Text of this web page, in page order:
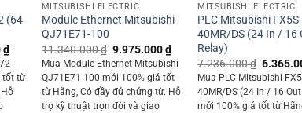
(64
₫Current
price
is:
4.289.250 ₫.
tốt từ
MITSUBISHI ELECTRIC
Module Ethernet Mitsubishi
QJ71E71-100
11.340.000₫ Original
price
was:
11.340.000 ₫.
9.975.000₫Current
price
is:
9.975.000 ₫.
Mua Module Ethernet Mitsubishi
QJ71E71-100 mới 100% giá tốt
từ Hãng, Có đầy đủ chứng từ. Hỗ
trợ kỹ thuật trọn đời và giao
MITSUBISHI ELECTRIC
PLC Mitsubishi FX5S-
40MR/DS (24 In / 16
Relay)
7.236.000₫ Original
price
was:
Mua PLC Mitsubishi
40MR/DS (24 In / 16
mới 100% giá tốt từ